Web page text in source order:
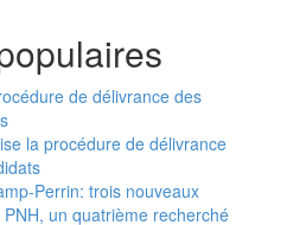
la procédure de délivrance